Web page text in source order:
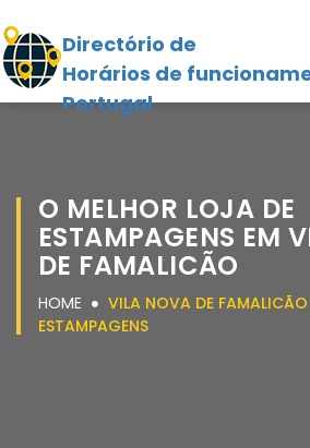
Directório de
Horários de
Portugal
O MELHOR LOJA DE
ESTAMPAGENS EM
DE FAMALICÃO
HOME VILA NOVA DE FAMALICÃO
ESTAMPAGENS